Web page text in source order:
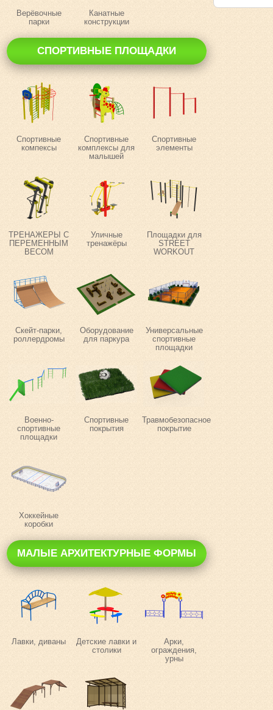
Верёвочные
парки
Канатные
конструкции
СПОРТИВНЫЕ ПЛОЩАДКИ
Спортивные
компексы
Спортивные
комплексы для
малышей
Спортивные
элементы
ТРЕНАЖЕРЫ С
ПЕРЕМЕННЫМ
ВЕСОМ
Уличные
тренажёры
Площадки для
STREET
WORKOUT
Скейт-парки,
роллердромы
Оборудование
для паркура
Универсальные
спортивные
площадки
Военно-
спортивные
площадки
Спортивные
покрытия
Травмобезопасное
покрытие
Хоккейные
коробки
МАЛЫЕ АРХИТЕКТУРНЫЕ ФОРМЫ
Лавки, диваны
Детские лавки и
столики
Арки,
ограждения,
урны